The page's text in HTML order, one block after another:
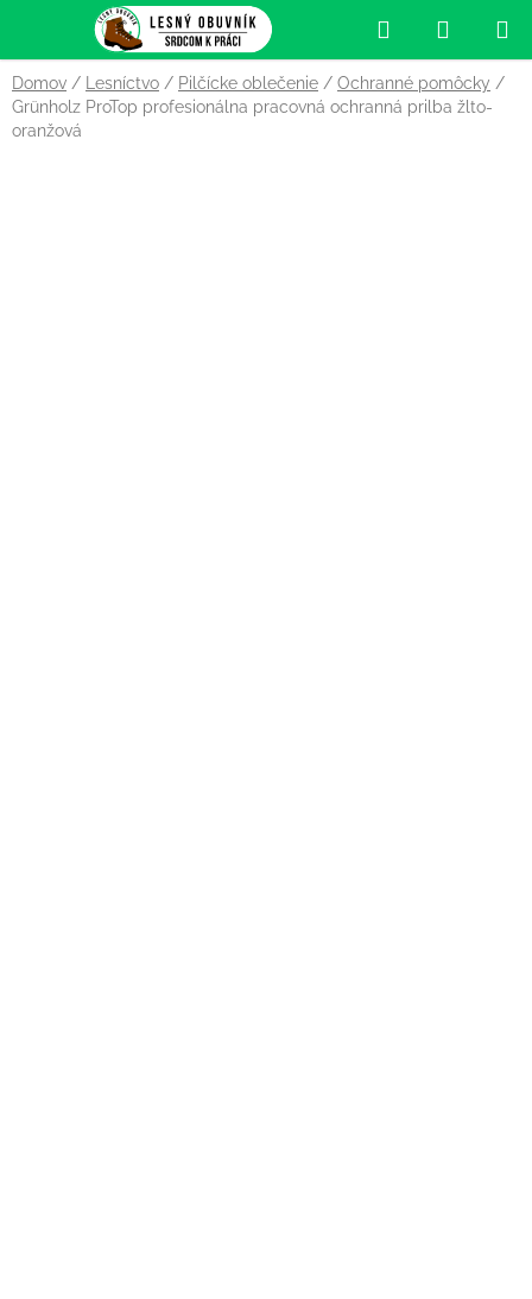
obsah
Hľadať
KOŠÍK
Domov / Lesníctvo / Pilčícke oblečenie / Ochranné pomôcky /
Grünholz ProTop profesionálna pracovná ochranná prilba žlto-
oranžová